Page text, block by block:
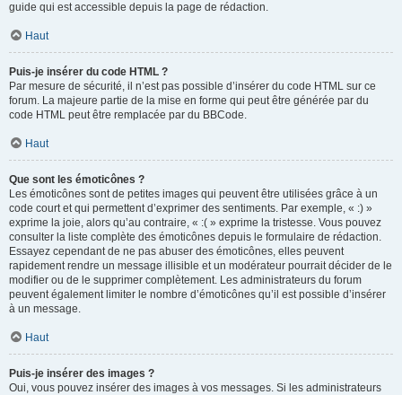
guide qui est accessible depuis la page de rédaction.
Haut
Puis-je insérer du code HTML ?
Par mesure de sécurité, il n’est pas possible d’insérer du code HTML sur ce
forum. La majeure partie de la mise en forme qui peut être générée par du
code HTML peut être remplacée par du BBCode.
Haut
Que sont les émoticônes ?
Les émoticônes sont de petites images qui peuvent être utilisées grâce à un
code court et qui permettent d’exprimer des sentiments. Par exemple, « :) »
exprime la joie, alors qu’au contraire, « :( » exprime la tristesse. Vous pouvez
consulter la liste complète des émoticônes depuis le formulaire de rédaction.
Essayez cependant de ne pas abuser des émoticônes, elles peuvent
rapidement rendre un message illisible et un modérateur pourrait décider de le
modifier ou de le supprimer complètement. Les administrateurs du forum
peuvent également limiter le nombre d’émoticônes qu’il est possible d’insérer
à un message.
Haut
Puis-je insérer des images ?
Oui, vous pouvez insérer des images à vos messages. Si les administrateurs